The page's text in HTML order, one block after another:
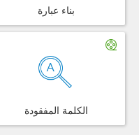
بناء عبارة
الكلمة المفقودة